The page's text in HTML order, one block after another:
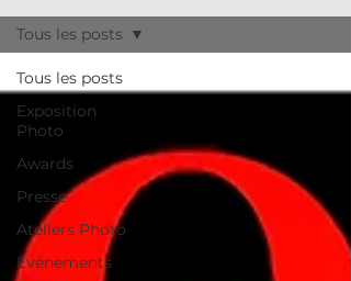
Tous les posts
Exposition
Photo
Awards
Presse
Ateliers Photo
Evénements
Tous les posts